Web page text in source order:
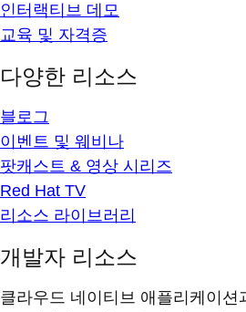
인터랙티브 데모
교육 및 자격증
다양한 리소스
블로그
이벤트 및 웨비나
팟캐스트 & 영상 시리즈
Red Hat TV
리소스 라이브러리
개발자 리소스
클라우드 네이티브 애플리케이션